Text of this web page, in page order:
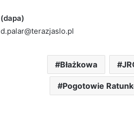
(dapa)
d.palar@terazjaslo.pl
Błażkowa
Pogotowie